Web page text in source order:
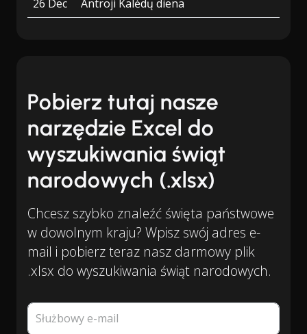
26 Dec
Antroji Kalėdų diena
Pobierz tutaj nasze
narzędzie Excel do
wyszukiwania świąt
narodowych (.xlsx)
Chcesz szybko znaleźć święta państwowe
w dowolnym kraju? Wpisz swój adres e-
mail i pobierz teraz nasz darmowy plik
.xlsx do wyszukiwania świąt narodowych.
Służbowy e-mail